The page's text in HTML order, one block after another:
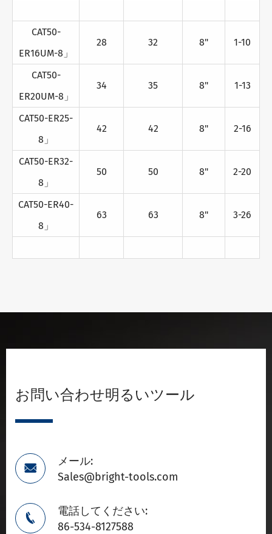
CAT50-
ER16UM-8」
28 32 8" 1-10
CAT50-
ER20UM-8」
34 35 8" 1-13
CAT50-ER25-
8」
42 42 8" 2-16
CAT50-ER32-
8」
50 50 8" 2-20
CAT50-ER40-
8」
63 63 8" 3-26
お問い合わせ明るいツール

メール:
Sales@bright-tools.com

電話してください:
86-534-8127588